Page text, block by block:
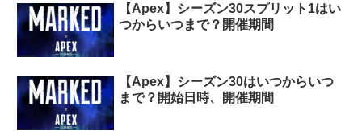
【Apex】シーズン30スプリット1はい
つからいつまで？開催期間
【Apex】シーズン30はいつからいつ
まで？開始日時、開催期間